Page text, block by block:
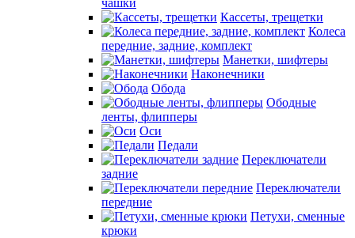
чашки
Кассеты, трещетки
Колеса
передние, задние, комплект
Манетки, шифтеры
Наконечники
Обода
Ободные
ленты, флипперы
Оси
Педали
Переключатели
задние
Переключатели
передние
Петухи, сменные
крюки